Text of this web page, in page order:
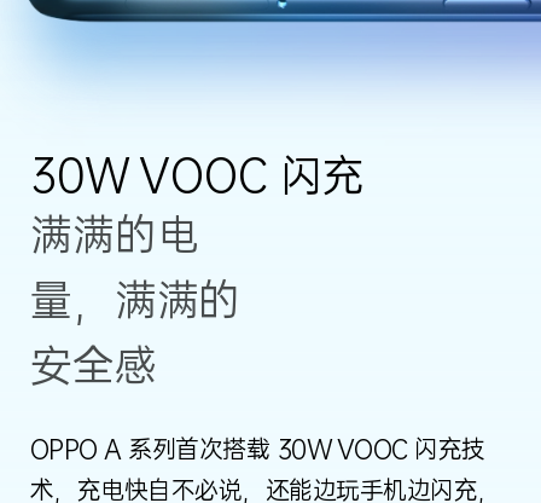
30W VOOC 闪充
满满的电
量，满满的
安全感
OPPO A 系列首次搭载 30W VOOC 闪充技
术，充电快自不必说，还能边玩手机边闪充，